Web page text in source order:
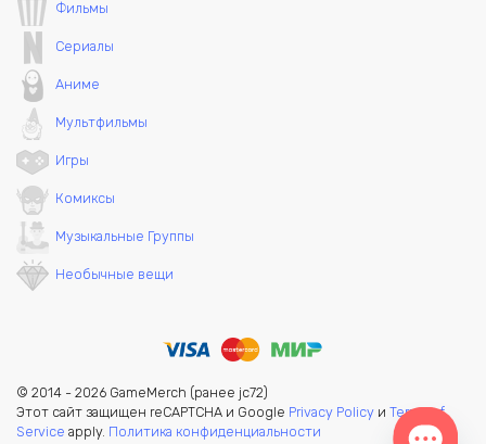
Фильмы
Сериалы
Аниме
Мультфильмы
Игры
Комиксы
Музыкальные Группы
Необычные вещи
© 2014 - 2026 GameMerch (ранее jc72)
Этот сайт защищен reCAPTCHA и Google Privacy Policy и Terms of
Service apply. Политика конфиденциальности